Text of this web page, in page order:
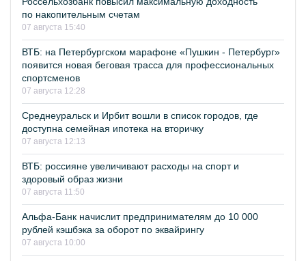
по накопительным счетам
07 августа 15:40
ВТБ: на Петербургском марафоне «Пушкин - Петербург»
появится новая беговая трасса для профессиональных
спортсменов
07 августа 12:28
Среднеуральск и Ирбит вошли в список городов, где
доступна семейная ипотека на вторичку
07 августа 12:13
ВТБ: россияне увеличивают расходы на спорт и
здоровый образ жизни
07 августа 11:50
Альфа-Банк начислит предпринимателям до 10 000
рублей кэшбэка за оборот по эквайрингу
07 августа 10:00